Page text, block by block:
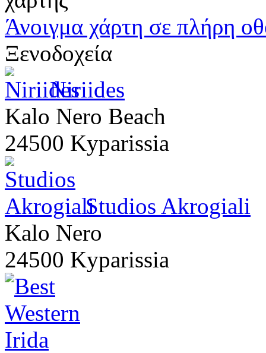
Άνοιγμα χάρτη σε πλήρη
Ξενοδοχεία
Niriides
Kalo Nero Beach
24500 Kyparissia
Studios Akrogiali
Kalo Nero
24500 Kyparissia